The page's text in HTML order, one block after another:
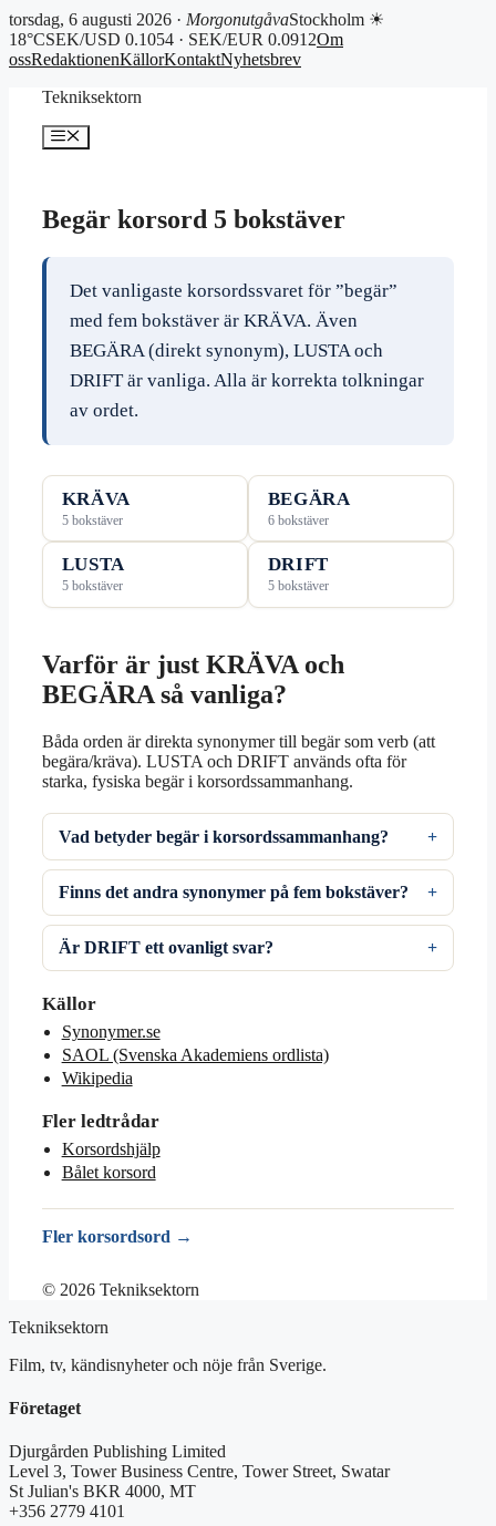
torsdag, 6 augusti 2026 · MorgonutgåvaStockholm ☀
18°CSEK/USD 0.1054 · SEK/EUR 0.0912Om
ossRedaktionenKällorKontaktNyhetsbrev
Tekniksektorn
Meny
Begär korsord 5 bokstäver
Det vanligaste korsordssvaret för ”begär”
med fem bokstäver är KRÄVA. Även
BEGÄRA (direkt synonym), LUSTA och
DRIFT är vanliga. Alla är korrekta tolkningar
av ordet.
KRÄVA
5 bokstäver
BEGÄRA
6 bokstäver
LUSTA
5 bokstäver
DRIFT
5 bokstäver
Varför är just KRÄVA och
BEGÄRA så vanliga?
Båda orden är direkta synonymer till begär som verb (att
begära/kräva). LUSTA och DRIFT används ofta för
starka, fysiska begär i korsordssammanhang.
Vad betyder begär i korsordssammanhang?
Finns det andra synonymer på fem bokstäver?
Är DRIFT ett ovanligt svar?
Källor
Synonymer.se
SAOL (Svenska Akademiens ordlista)
Wikipedia
Fler ledtrådar
Korsordshjälp
Bålet korsord
Fler korsordsord →
© 2026 Tekniksektorn
Tekniksektorn
Film, tv, kändisnyheter och nöje från Sverige.
Företaget
Djurgården Publishing Limited
Level 3, Tower Business Centre, Tower Street, Swatar
St Julian's BKR 4000, MT
+356 2779 4101